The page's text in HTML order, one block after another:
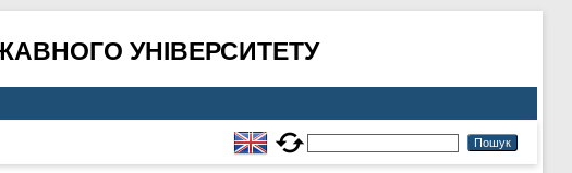
УНІВЕРСИТЕТУ